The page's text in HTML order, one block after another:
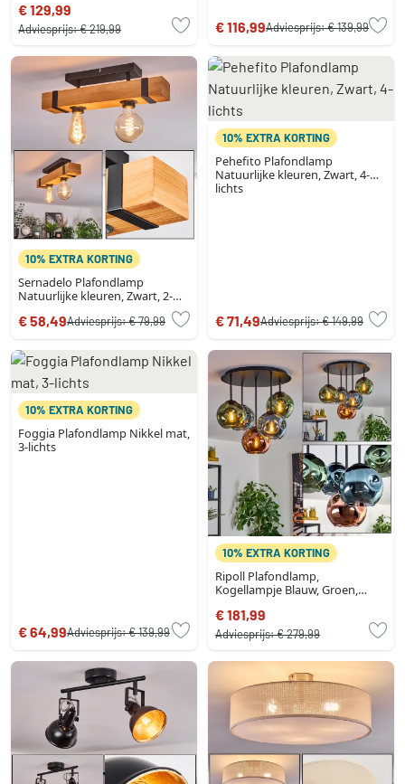
€ 129,99
Adviesprijs:€ 219,99 € 116,99Adviesprijs:€ 139,99
10% EXTRA KORTING
Sernadelo Plafondlamp
Natuurlijke kleuren, Zwart, 2-
€ 58,49Adviesprijs:€ 79,99
10% EXTRA KORTING
Pehefito Plafondlamp
Natuurlijke kleuren, Zwart, 4-
lichts
€ 71,49Adviesprijs:€ 149,99
10% EXTRA KORTING
Foggia Plafondlamp Nikkel mat,
3-lichts
€ 64,99Adviesprijs:€ 139,99
10% EXTRA KORTING
Ripoll Plafondlamp,
Kogellampje Blauw, Groen,
€ 181,99
Adviesprijs:€ 279,99